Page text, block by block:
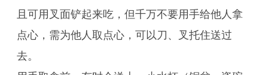
且可用叉面铲起来吃，但千万不要用手给他人拿
点心，需为他人取点心，可以刀、叉托住送过
去。